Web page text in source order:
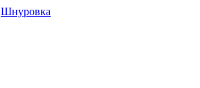
Шнуровка